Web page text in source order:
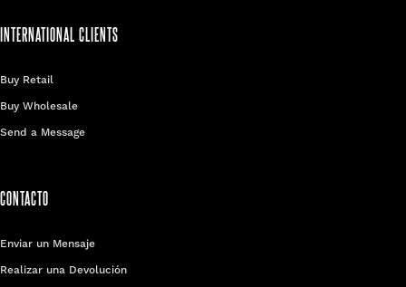
INTERNATIONAL CLIENTS
Buy Retail
Buy Wholesale
Send a Message
CONTACTO
Enviar un Mensaje
Realizar una Devolución